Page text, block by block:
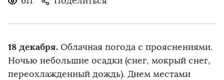
18 декабря. Облачная погода с прояснениями.
Ночью небольшие осадки (снег, мокрый снег,
переохлажденный дождь). Днем местами